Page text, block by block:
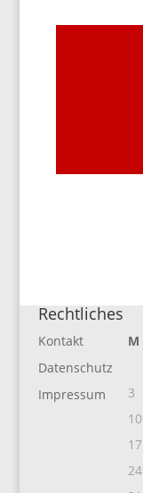
Rechtliches
Kontakt
Datenschutz
Impressum
M
3
10
17
24